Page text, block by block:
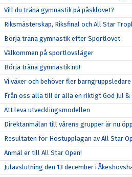
Vill du träna gymnastik på påsklovet?
Riksmästerskap, Riksfinal och All Star
Börja träna gymnastik efter Sportlovet
Välkommen på sportlovsläger
Börja träna gymnastik nu!
Vi växer och behöver fler barngruppsledare
Från oss alla till er alla en riktigt God Jul &
Att leva utvecklingsmodellen
Direktanmälan till vårens grupper är nu
Resultaten för Höstupplagan av All Star
Anmäl er till All Star Open!
Julavslutning den 13 december i